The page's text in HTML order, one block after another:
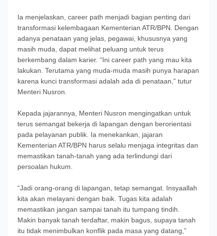
Ia menjelaskan, career path menjadi bagian penting dari
transformasi kelembagaan Kementerian ATR/BPN. Dengan
adanya penataan yang jelas, pegawai, khususnya yang
masih muda, dapat melihat peluang untuk terus
berkembang dalam karier. “Ini career path yang mau kita
lakukan. Terutama yang muda-muda masih punya harapan
karena kunci transformasi adalah ada di penataan,” tutur
Menteri Nusron.
Kepada jajarannya, Menteri Nusron mengingatkan untuk
terus semangat bekerja di lapangan dengan berorientasi
pada pelayanan publik. Ia menekankan, jajaran
Kementerian ATR/BPN harus selalu menjaga integritas dan
memastikan tanah-tanah yang ada terlindungi dari
persoalan hukum.
“Jadi orang-orang di lapangan, tetap semangat. Insyaallah
kita akan melayani dengan baik. Tugas kita adalah
memastikan jangan sampai tanah itu tumpang tindih.
Makin banyak tanah terdaftar, makin bagus, supaya tanah
itu tidak menimbulkan konflik pada masa yang datang,”